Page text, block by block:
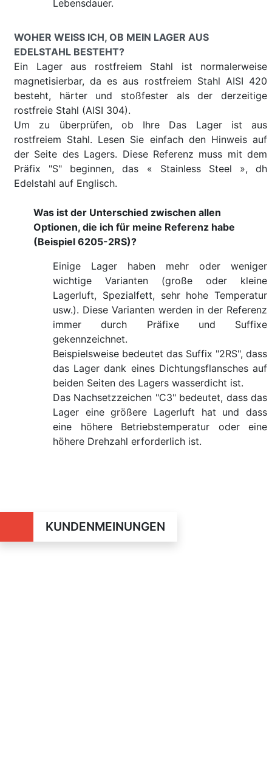
Lebensdauer.
WOHER WEISS ICH, OB MEIN LAGER AUS E
DELSTAHL BESTEHT?
Ein Lager aus rostfreiem Stahl ist normalerweise
magnetisierbar, da es aus rostfreiem Stahl AISI 420
besteht, härter und stoßfester als der derzeitige
rostfreie Stahl (AISI 304).
Um zu überprüfen, ob Ihre Das Lager ist aus
rostfreiem Stahl. Lesen Sie einfach den Hinweis auf
der Seite des Lagers. Diese Referenz muss mit dem
Präfix "S" beginnen, das « Stainless Steel », dh
Edelstahl auf Englisch.
Was ist der Unterschied zwischen allen
Optionen, die ich für meine Referenz habe
(Beispiel 6205-2RS)?
Einige Lager haben mehr oder weniger
wichtige Varianten (große oder kleine
Lagerluft, Spezialfett, sehr hohe Temperatur
usw.). Diese Varianten werden in der Referenz
immer durch Präfixe und Suffixe
gekennzeichnet.
Beispielsweise bedeutet das Suffix "2RS", dass
das Lager dank eines Dichtungsflansches auf
beiden Seiten des Lagers wasserdicht ist.
Das Nachsetzzeichen "C3" bedeutet, dass das
Lager eine größere Lagerluft hat und dass
eine höhere Betriebstemperatur oder eine
höhere Drehzahl erforderlich ist.
KUNDENMEINUNGEN